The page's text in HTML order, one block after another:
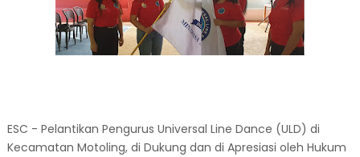
ESC - Pelantikan Pengurus Universal Line Dance (ULD) di
Kecamatan Motoling, di Dukung dan di Apresiasi oleh Hukum